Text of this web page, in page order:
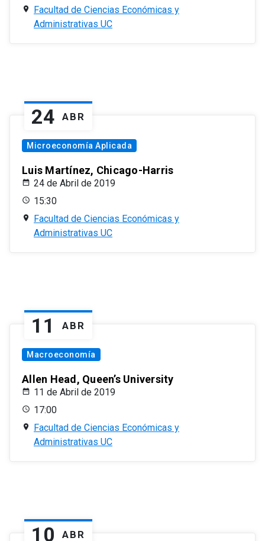
Facultad de Ciencias Económicas y
Administrativas UC
24 ABR
Microeconomía Aplicada
Luis Martínez, Chicago-Harris
24 de Abril de 2019
15:30
Facultad de Ciencias Económicas y
Administrativas UC
11 ABR
Macroeconomía
Allen Head, Queen’s University
11 de Abril de 2019
17:00
Facultad de Ciencias Económicas y
Administrativas UC
10 ABR